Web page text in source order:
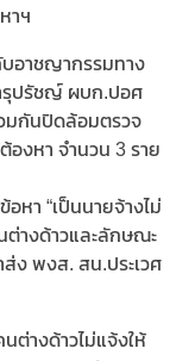
าฯ
บอาชญากรรมทาง
รุปรัชญ์ ผบก.ปอศ
มกันปิดล้อมตรวจ
งหา จำนวน 3 ราย
หา “เป็นนายจ้างไม่
ต่างด้าวและลักษณะ
ง พงส. สน.ประเวศ
ต่างด้าวไม่แจ้งให้